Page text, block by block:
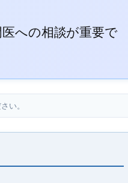
への相談が重要で
い。